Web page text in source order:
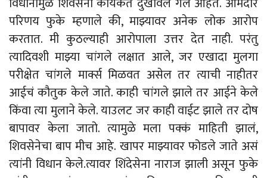
परिणय फुके म्हणाले की, माझ्यावर अनेक लोक आरोप
करतात. मी कुठल्याही आरोपाला उत्तर देत नाही. परंतु
त्यादिवशी माझ्या चांगले लक्षात आले, जर एखादा मुलगा
परीक्षेत चांगले मार्क्स मिळवत असेल तर त्याची नाहीतर
आईचं कौतुक केले जाते. काही चांगले झाले तर आईने केले
किंवा त्या मुलाने केले. याउलट जर काही वाईट झाले तर दोष
बापावर केला जातो. त्यामुळे मला पक्कं माहिती झालं,
शिवसेनेचा बाप मीच आहे. खापर माझ्यावर फोडले जाते असं
त्यांनी विधान केले.त्यावर शिंदेसेना नाराज झाली असून फुके